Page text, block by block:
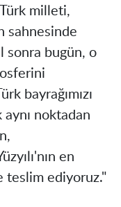
milleti,
sahnesinde
sonra bugün, o
bayrağımızı
noktadan
en
teslim ediyoruz."